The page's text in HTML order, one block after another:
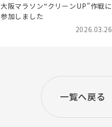
大阪マラソン“クリーンUP”作戦に
参加しました
2026.03.26
一覧へ戻る